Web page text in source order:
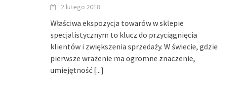
2 lutego 2018
Właściwa ekspozycja towarów w sklepie
specjalistycznym to klucz do przyciągnięcia
klientów i zwiększenia sprzedaży. W świecie, gdzie
pierwsze wrażenie ma ogromne znaczenie,
umiejętność [...]